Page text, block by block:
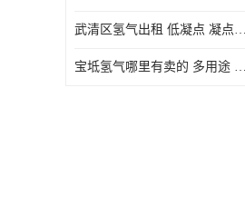
武清区氢气出租 低凝点 凝点为-259
宝坻氢气哪里有卖的 多用途 可以在空气中上升